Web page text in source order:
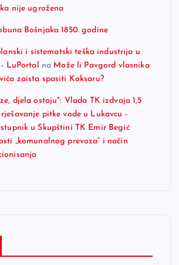
nije ugrožena
Bošnjaka 1850. godine
i sistematski teška industrija u
LuPortal
na Može li Pavgord vlasnika
zaista spasiti Koksaru?
djela ostaju": Vlada TK izdvaja 1,5
pitke vode u Lukavcu -
u Skupštini TK Emir Begić
„komunalnog prevoza“ i način